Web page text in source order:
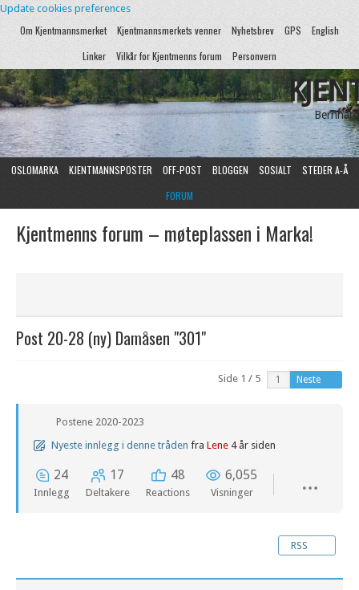
Update cookies preferences
Om Kjentmannsmerket Kjentmannsmerkets venner Nyhetsbrev GPS
English
Linker
Vilkår for Kjentmenns forum Personvern
OSLOMARKA KJENTMANNSPOSTER OFF-POST BLOGGEN SOSIALT
STEDER A-Å
FORUM
Kjentmenns forum – møteplassen i Marka!
Post 20-28 (ny) Damåsen "301"
Side 1 / 5 Neste
Postene 2020-2023
Nyeste innlegg i denne tråden fra Lene 4 år siden
24
Innlegg
17
Deltakere
48
Reactions
6,055
Visninger
RSS